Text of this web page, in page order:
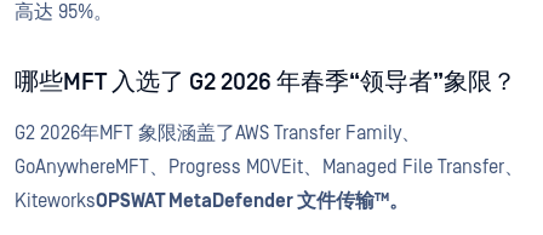
高达 95%。
哪些MFT 入选了 G2 2026 年春季“领导者”象限？
G2 2026年MFT 象限涵盖了AWS Transfer Family、
GoAnywhereMFT、Progress MOVEit、Managed File Transfer、
KiteworksOPSWAT MetaDefender 文件传输™。